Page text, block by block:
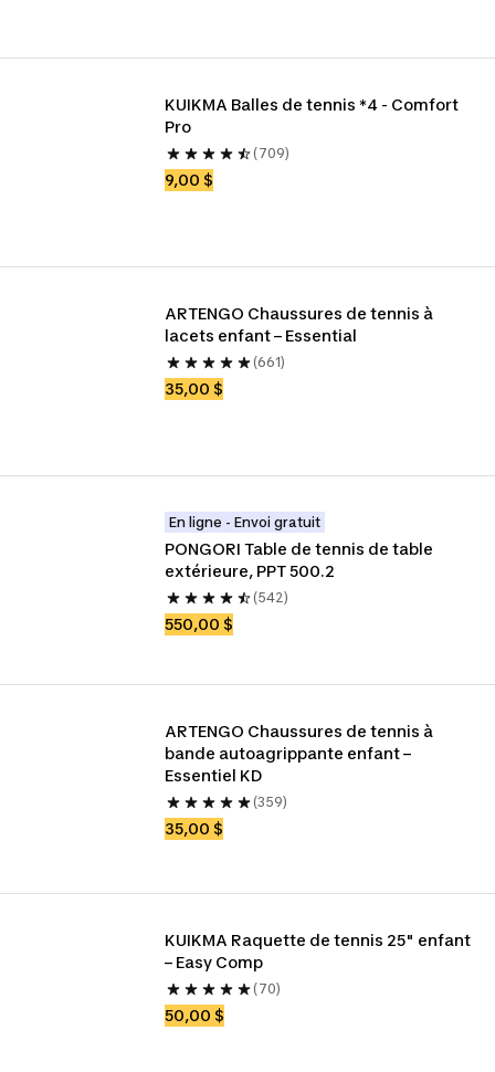
KUIKMA Balles de tennis *4 - Comfort
Pro
(709)
9,00 $
ARTENGO Chaussures de tennis à
lacets enfant – Essential
(661)
35,00 $
En ligne - Envoi gratuit
PONGORI Table de tennis de table
extérieure, PPT 500.2
(542)
550,00 $
ARTENGO Chaussures de tennis à
bande autoagrippante enfant –
Essentiel KD
(359)
35,00 $
KUIKMA Raquette de tennis 25" enfant
– Easy Comp
(70)
50,00 $